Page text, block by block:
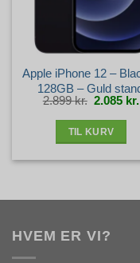
Apple iPhone 12 –
128GB – Guld
2.899kr. Den
pris
2.085 kr.
TIL KURV
HVEM ER VI?